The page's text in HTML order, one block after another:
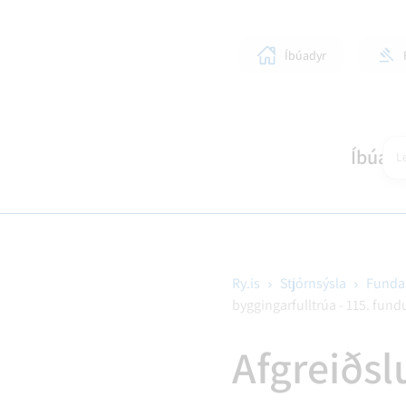
Íbúar
LÍFIÐ Í RANGÁRÞINGI YTRA
Íbúadyr
Ry.is Stjórnsýsla
byggingarfulltrúa - 115.